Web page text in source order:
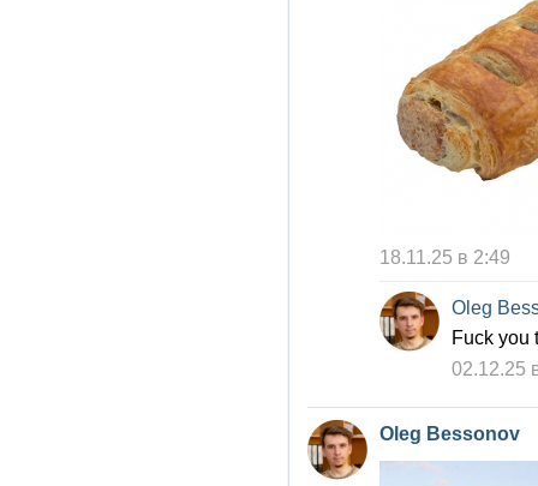
18.11.25 в 2:49
Oleg
Fuck you
02.12.25
Oleg Bessonov